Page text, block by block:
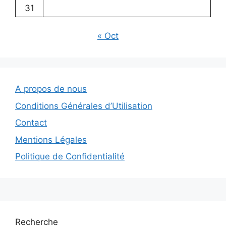
31
« Oct
A propos de nous
Conditions Générales d’Utilisation
Contact
Mentions Légales
Politique de Confidentialité
Recherche